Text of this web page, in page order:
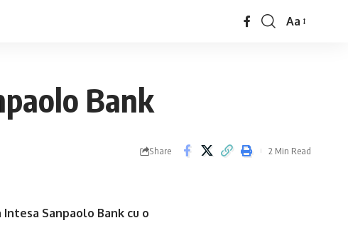
Aa
Bank
Share 2 Min Read
Sanpaolo Bank cu o